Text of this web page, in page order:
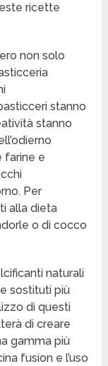
ricette
non solo
stanno
stanno
farine e
Per
alla dieta
o di cocco
naturali
sostituti più
di questi
di creare
gamma più
fusion e l’uso